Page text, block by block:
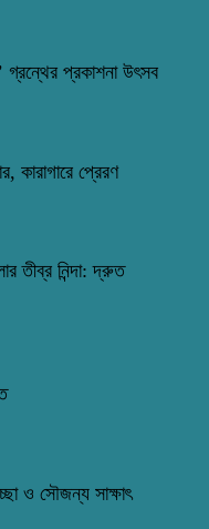
গ্রন্থের প্রকাশনা উৎসব
কারাগারে প্রেরণ
তীব্র নিন্দা: দ্রুত
ও সৌজন্য সাক্ষাৎ